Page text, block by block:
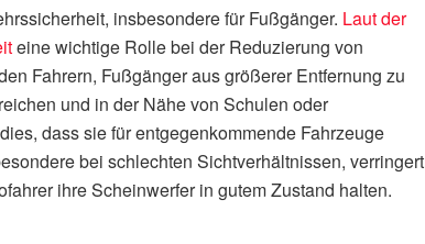
insbesondere für Fußgänger. Laut der
eine wichtige Rolle bei der Reduzierung von
Fahrern, Fußgänger aus größerer Entfernung zu
und in der Nähe von Schulen oder
dass sie für entgegenkommende Fahrzeuge
bei schlechten Sichtverhältnissen, verringert
ihre Scheinwerfer in gutem Zustand halten.